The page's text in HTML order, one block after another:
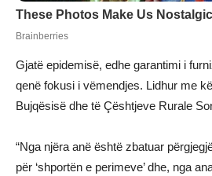
Gjatë epidemisë, edhe garantimi i
qenë fokusi i vëmendjes. Lidhur me
Bujqësisë dhe të Çështjeve Rurale
“Nga njëra anë është zbatuar
për ‘shportën e perimeve’ dhe, nga